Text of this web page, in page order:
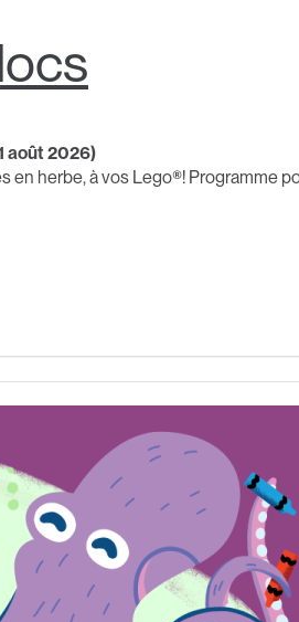
août 2026)
herbe, à vos Lego®! Programme